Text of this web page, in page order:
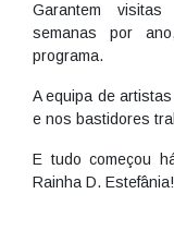
Garantem
semanas por
programa.
A equipa de
e nos bastidores
E tudo começou
Rainha D. Estefânia!